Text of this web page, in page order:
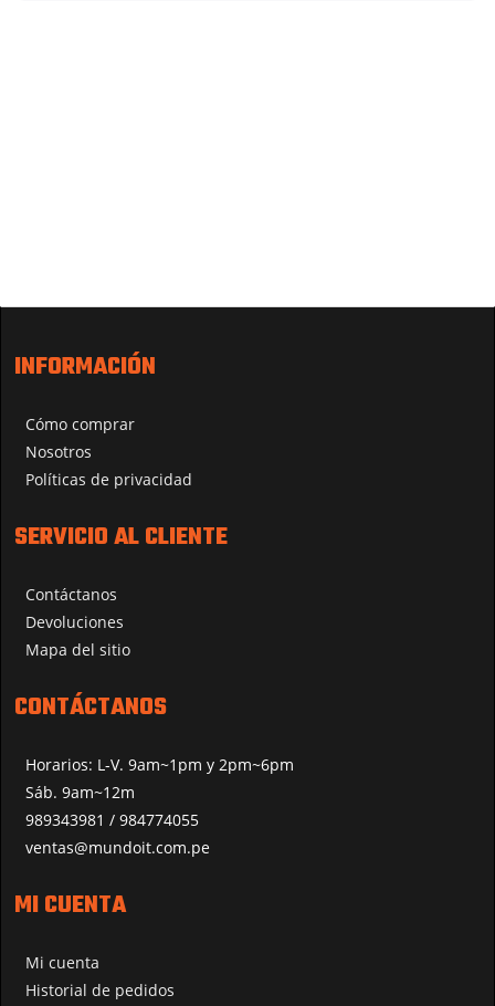
INFORMACIÓN
Cómo comprar
Nosotros
Políticas de privacidad
SERVICIO AL CLIENTE
Contáctanos
Devoluciones
Mapa del sitio
CONTÁCTANOS
Horarios: L-V. 9am~1pm y 2pm~6pm
Sáb. 9am~12m
989343981 / 984774055
ventas@mundoit.com.pe
MI CUENTA
Mi cuenta
Historial de pedidos